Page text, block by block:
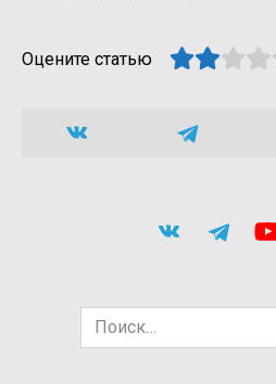
Оцените статью
Search
for: